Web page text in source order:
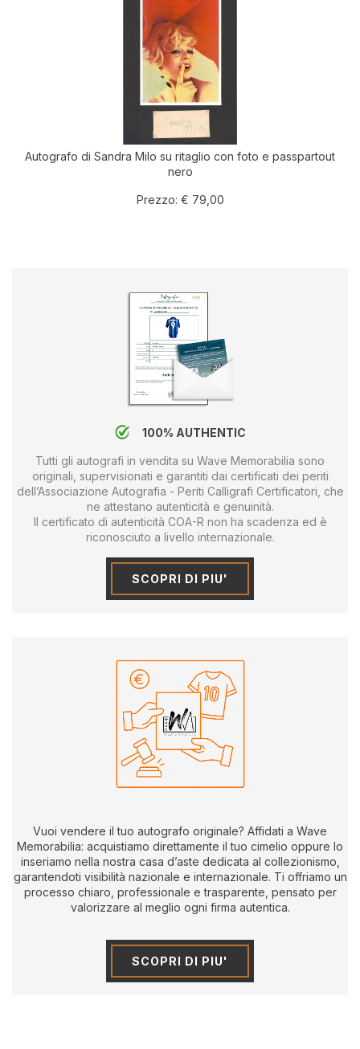
Autografo di Sandra Milo su ritaglio con foto e passpartout
nero
Prezzo: € 79,00
100% AUTHENTIC
Tutti gli autografi in vendita su Wave Memorabilia sono
originali, supervisionati e garantiti dai certificati dei periti
dell’Associazione Autografia - Periti Calligrafi Certificatori, che
ne attestano autenticità e genuinità.
Il certificato di autenticità COA-R non ha scadenza ed è
riconosciuto a livello internazionale.
SCOPRI DI PIU'
Vuoi vendere il tuo autografo originale? Affidati a Wave
Memorabilia: acquistiamo direttamente il tuo cimelio oppure lo
inseriamo nella nostra casa d’aste dedicata al collezionismo,
garantendoti visibilità nazionale e internazionale. Ti offriamo un
processo chiaro, professionale e trasparente, pensato per
valorizzare al meglio ogni firma autentica.
SCOPRI DI PIU'